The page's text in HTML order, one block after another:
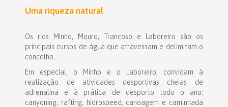
Uma riqueza natural
Os rios Minho, Mouro, Trancoso e Laboreiro são os
principais cursos de água que atravessam e delimitam o
concelho.
Em especial, o Minho e o Laboreiro, convidam à
realização de atividades desportivas cheias de
adrenalina e à prática de desporto todo o ano:
canyoning, rafting, hidrospeed, canoagem e caminhada